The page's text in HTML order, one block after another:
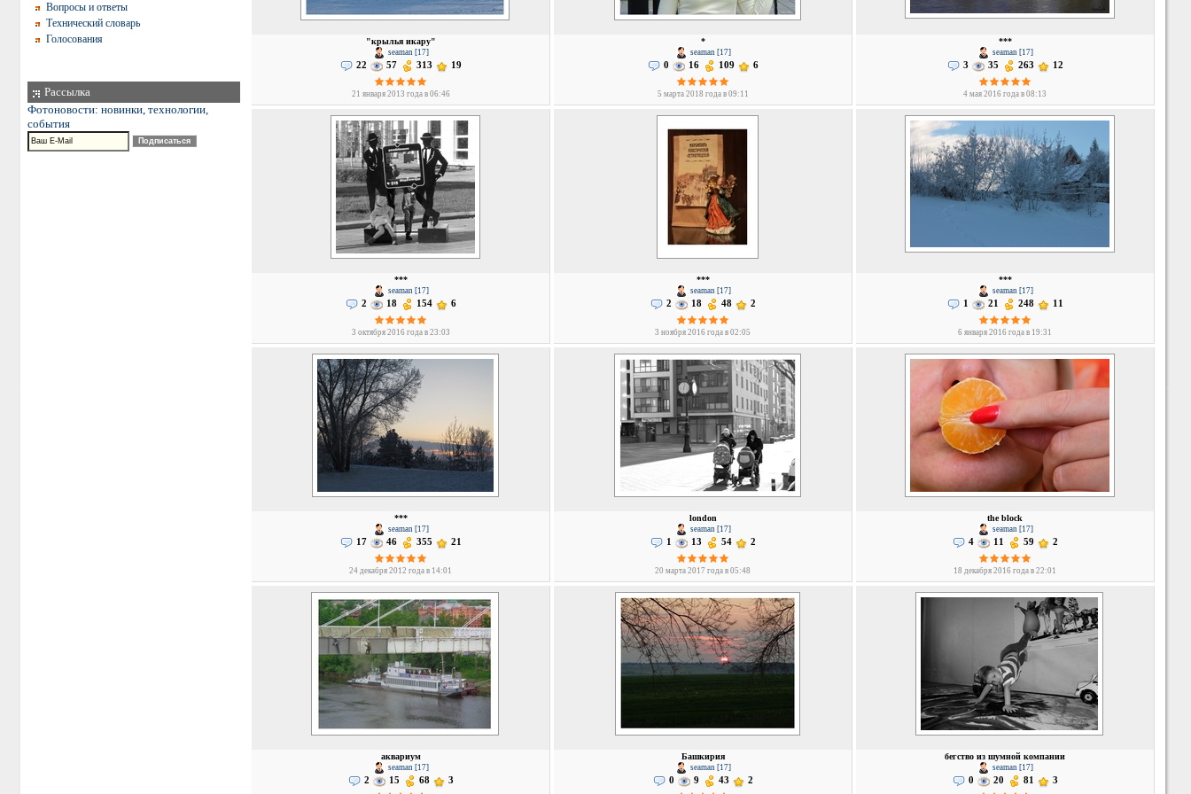
Вопросы и ответы
Технический словарь
Голосования
Рассылка
Фотоновости: новинки, технологии,
события
"крылья икару"
seaman [17]
22 57 313 19
21 января 2013 года в 06:46
*
seaman [17]
0 16 109 6
5 марта 2018 года в 09:11
***
seaman [17]
3 35 263 12
4 мая 2016 года в 08:13
***
seaman [17]
2 18 154 6
3 октября 2016 года в 23:03
***
seaman [17]
2 18 48 2
3 ноября 2016 года в 02:05
***
seaman [17]
1 21 248 11
6 января 2016 года в 19:31
***
seaman [17]
17 46 355 21
24 декабря 2012 года в 14:01
london
seaman [17]
1 13 54 2
20 марта 2017 года в 05:48
the block
seaman [17]
4 11 59 2
18 декабря 2016 года в 22:01
аквариум
seaman [17]
2 15 68 3
Башкирия
seaman [17]
0 9 43 2
бегство из шумной компании
seaman [17]
0 20 81 3